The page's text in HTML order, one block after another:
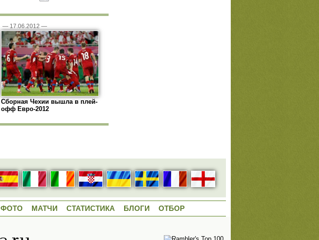
— 17.06.2012 —
Сборная Чехии вышла в плей-
офф Евро-2012
ФОТО МАТЧИ СТАТИСТИКА БЛОГИ ОТБОР